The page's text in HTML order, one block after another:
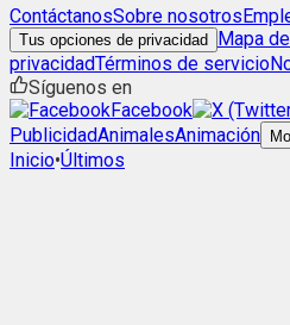
ContáctanosSobre nosotros
Tus opciones de privacidad Mapa
privacidadTérminos de servicio
Síguenos en
Facebook
PublicidadAnimalesAnimación
Inicio•Últimos